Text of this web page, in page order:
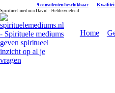
9 consulenten beschikbaar
Spiritueel medium David - Heldervoelend
Home